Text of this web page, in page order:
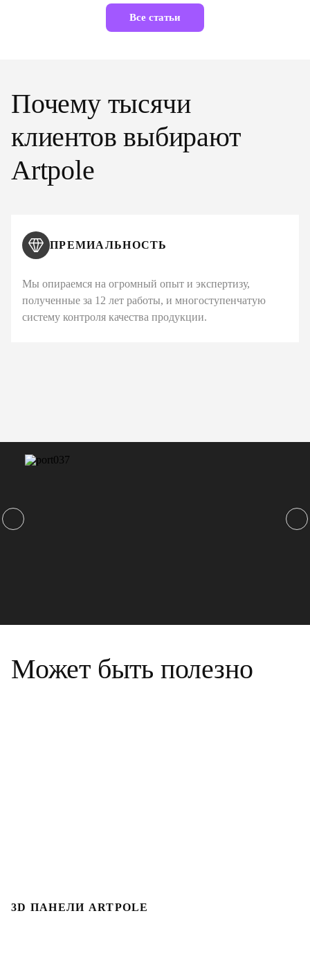
Все статьи
Почему тысячи
клиентов выбирают
Artpole
ПРЕМИАЛЬНОСТЬ
Мы опираемся на огромный опыт и экспертизу,
полученные за 12 лет работы, и многоступенчатую
систему контроля качества продукции.
Может быть полезно
3D ПАНЕЛИ ARTPOLE